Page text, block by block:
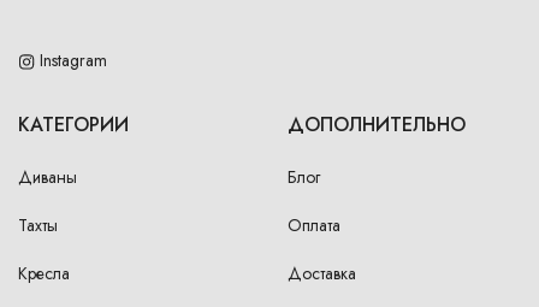
Instagram
КАТЕГОРИИ
Диваны
Тахты
Кресла
ДОПОЛНИТЕЛЬНО
Блог
Оплата
Доставка